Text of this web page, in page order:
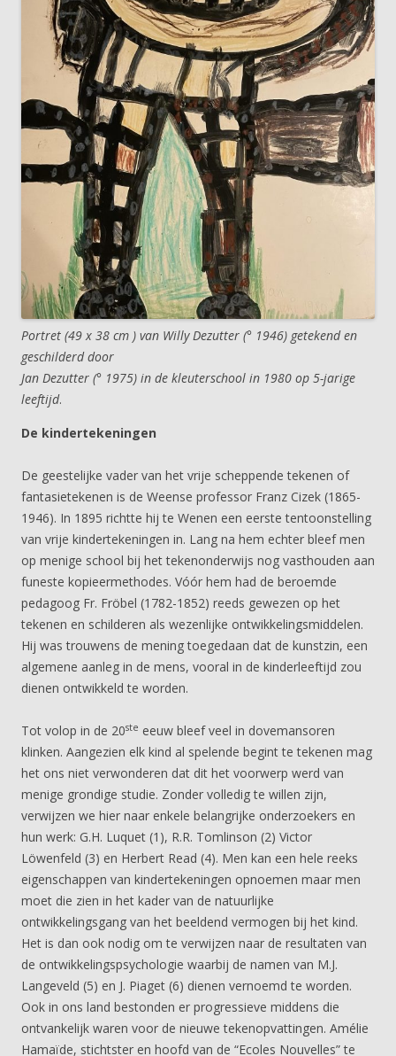
Portret (49 x 38 cm ) van Willy Dezutter (° 1946) getekend en
geschilderd door
Jan Dezutter (° 1975) in de kleuterschool in 1980 op 5-jarige
leeftijd.
De kindertekeningen
De geestelijke vader van het vrije scheppende tekenen of
fantasietekenen is de Weense professor Franz Cizek (1865-
1946). In 1895 richtte hij te Wenen een eerste tentoonstelling
van vrije kindertekeningen in. Lang na hem echter bleef men
op menige school bij het tekenonderwijs nog vasthouden aan
funeste kopieermethodes. Vóór hem had de beroemde
pedagoog Fr. Fröbel (1782-1852) reeds gewezen op het
tekenen en schilderen als wezenlijke ontwikkelingsmiddelen.
Hij was trouwens de mening toegedaan dat de kunstzin, een
algemene aanleg in de mens, vooral in de kinderleeftijd zou
dienen ontwikkeld te worden.
Tot volop in de 20ste eeuw bleef veel in dovemansoren
klinken. Aangezien elk kind al spelende begint te tekenen mag
het ons niet verwonderen dat dit het voorwerp werd van
menige grondige studie. Zonder volledig te willen zijn,
verwijzen we hier naar enkele belangrijke onderzoekers en
hun werk: G.H. Luquet (1), R.R. Tomlinson (2) Victor
Löwenfeld (3) en Herbert Read (4). Men kan een hele reeks
eigenschappen van kindertekeningen opnoemen maar men
moet die zien in het kader van de natuurlijke
ontwikkelingsgang van het beeldend vermogen bij het kind.
Het is dan ook nodig om te verwijzen naar de resultaten van
de ontwikkelingspsychologie waarbij de namen van M.J.
Langeveld (5) en J. Piaget (6) dienen vernoemd te worden.
Ook in ons land bestonden er progressieve middens die
ontvankelijk waren voor de nieuwe tekenopvattingen. Amélie
Hamaïde, stichtster en hoofd van de “Ecoles Nouvelles” te